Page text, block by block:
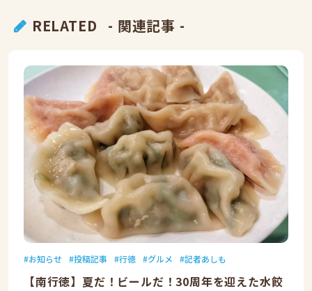
RELATED - 関連記事 -
お知らせ 投稿記事 行徳 グルメ 記者あしも
【南行徳】夏だ！ビールだ！30周年を迎えた水餃